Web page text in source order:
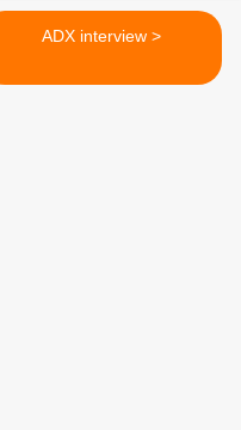
ADX interview >